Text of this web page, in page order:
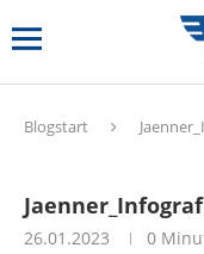
Blogstart
26.01.2023 0